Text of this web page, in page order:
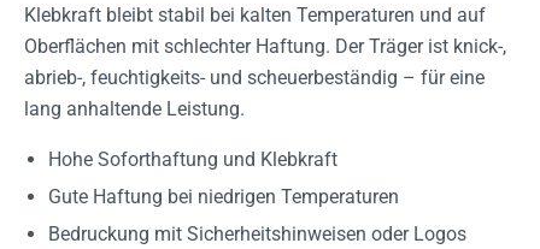
Klebkraft bleibt stabil bei kalten Temperaturen und auf
Oberflächen mit schlechter Haftung. Der Träger ist knick-,
abrieb-, feuchtigkeits- und scheuerbeständig – für eine
lang anhaltende Leistung.
Hohe Soforthaftung und Klebkraft
Gute Haftung bei niedrigen Temperaturen
Bedruckung mit Sicherheitshinweisen oder Logos